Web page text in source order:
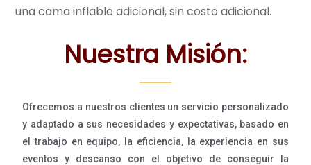
una cama inflable adicional, sin costo adicional.
Nuestra Misión:
Ofrecemos a nuestros clientes un servicio personalizado
y adaptado a sus necesidades y expectativas, basado en
el trabajo en equipo, la eficiencia, la experiencia en sus
eventos y descanso con el objetivo de conseguir la